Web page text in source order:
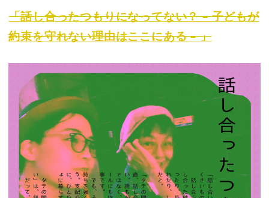
「話し合ったつもりになってない？ – 子どもが
約束を守れない理由はここにある – 」